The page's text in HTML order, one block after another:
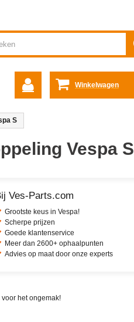
Winkelwagen
S
Vespa S
Ves-Parts.com
Grootste keus in Vespa!
Scherpe prijzen
Goede klantenservice
Meer dan 2600+ ophaalpunten
Advies op maat door onze experts
het ongemak!